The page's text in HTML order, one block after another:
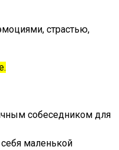
страстью,
собеседником для
маленькой